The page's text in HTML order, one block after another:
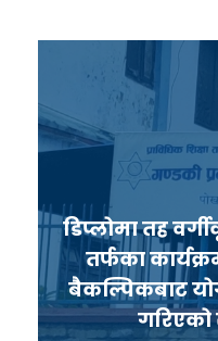
डिप्लोमा तह
तर्फका
बैकल्पिकबाट